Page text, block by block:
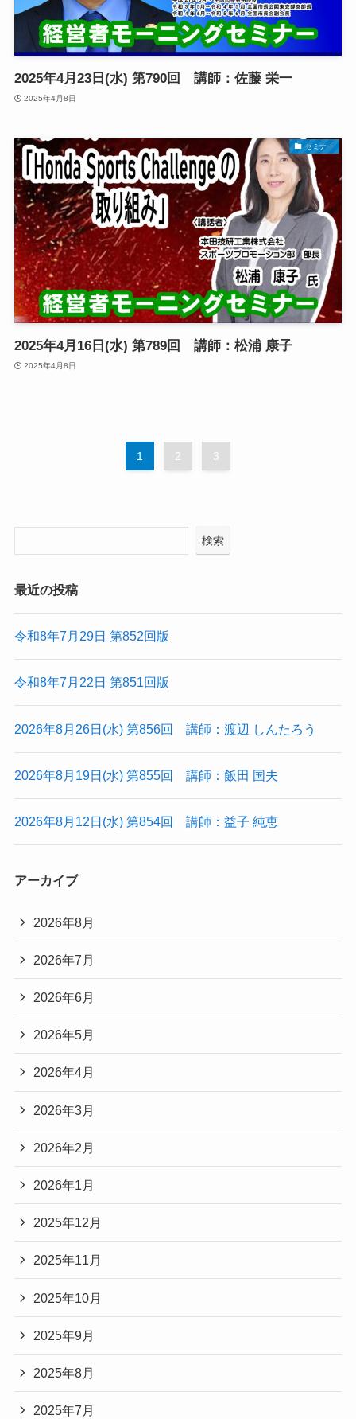
2025年4月23日(水) 第790回 講師：佐藤 栄一
2025年4月8日
セミナー
2025年4月16日(水) 第789回 講師：松浦 康子
2025年4月8日
1 2 3
検索
最近の投稿
令和8年7月29日 第852回版
令和8年7月22日 第851回版
2026年8月26日(水) 第856回 講師：渡辺 しんたろう
2026年8月19日(水) 第855回 講師：飯田 国夫
2026年8月12日(水) 第854回 講師：益子 純恵
アーカイブ
2026年8月
2026年7月
2026年6月
2026年5月
2026年4月
2026年3月
2026年2月
2026年1月
2025年12月
2025年11月
2025年10月
2025年9月
2025年8月
2025年7月